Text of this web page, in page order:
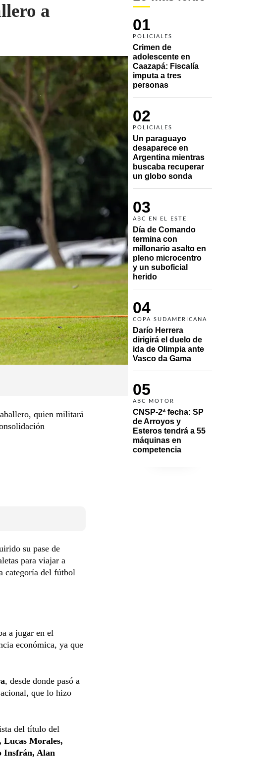
01
POLICIALES
Crimen de
adolescente en
Caazapá: Fiscalía
imputa a tres
personas
02
POLICIALES
Un paraguayo
desaparece en
Argentina mientras
buscaba recuperar
un globo sonda
03
ABC EN EL ESTE
Día de Comando
termina con
millonario asalto en
pleno microcentro
y un suboficial
herido
04
COPA SUDAMERICANA
Darío Herrera
dirigirá el duelo de
ida de Olimpia ante
Vasco da Gama
05
ABC MOTOR
CNSP-2ª fecha: SP
de Arroyos y
Esteros tendrá a 55
máquinas en
competencia
a
quien militará
su pase de
para viajar a
categoría del fútbol
a jugar en el
económica, ya que
, desde donde pasó a
que lo hizo
del título del
Morales,
Insfrán, Alan